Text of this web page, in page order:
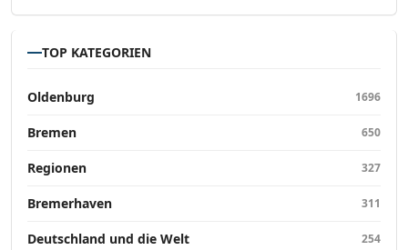
TOP KATEGORIEN
Oldenburg 1696
Bremen 650
Regionen 327
Bremerhaven 311
Deutschland und die Welt 254